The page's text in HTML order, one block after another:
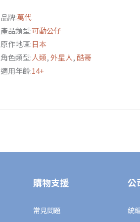
霸
王
傑
洛
彩
品牌:萬代
產品類型:可動公仔
原作地區:日本
角色類型:人類,外星人,酷哥
適用年齡:14+
購物支援
常見問題
公
統